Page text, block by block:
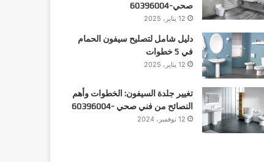
صحي-60396004
12 يناير، 2025
دليل شامل لتصليح سيفون الحمام
في 5 خطوات
12 يناير، 2025
تغيير جلدة السيفون: الخطوات وأهم
النصائح من فني صحي -60396004
12 نوفمبر، 2024